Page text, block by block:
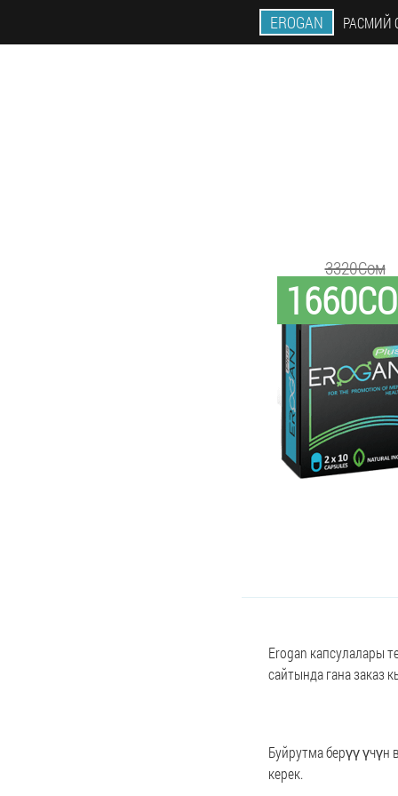
EROGAN РАСМИЙ
3320Сом
Erogan капсулалары
сайтында гана заказ
Буйрутма берүү үчүн
керек.